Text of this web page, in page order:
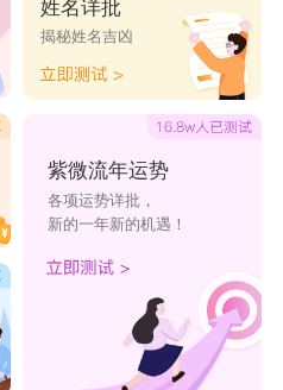
姓名详批
揭秘姓名吉凶
紫微流年运势
各项运势详批，
新的一年新的机遇！